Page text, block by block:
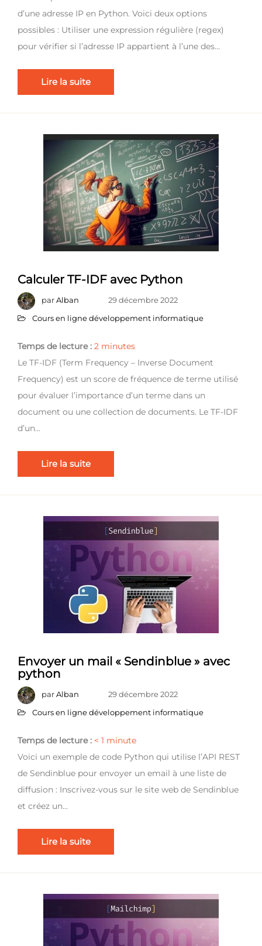
d’une adresse IP en Python. Voici deux options
possibles : Utiliser une expression régulière (regex)
pour vérifier si l’adresse IP appartient à l’une des…
Lire la suite
Calculer TF-IDF avec Python
parAlban
29 décembre 2022
Cours en ligne développement informatique
Temps de lecture : 2 minutes
Le TF-IDF (Term Frequency – Inverse Document
Frequency) est un score de fréquence de terme utilisé
pour évaluer l’importance d’un terme dans un
document ou une collection de documents. Le TF-IDF
d’un…
Lire la suite
Envoyer un mail « Sendinblue » avec
python
parAlban
29 décembre 2022
Cours en ligne développement informatique
Temps de lecture : < 1 minute
Voici un exemple de code Python qui utilise l’API REST
de Sendinblue pour envoyer un email à une liste de
diffusion : Inscrivez-vous sur le site web de Sendinblue
et créez un…
Lire la suite